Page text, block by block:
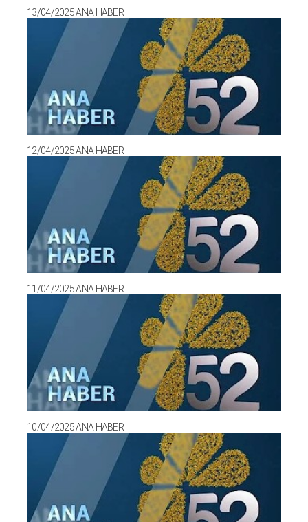
13/04/2025 ANA HABER
12/04/2025 ANA HABER
11/04/2025 ANA HABER
10/04/2025 ANA HABER